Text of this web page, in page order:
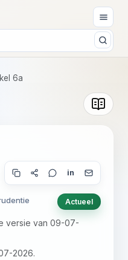
6a
in
Actueel
versie van 09-07-
2026.